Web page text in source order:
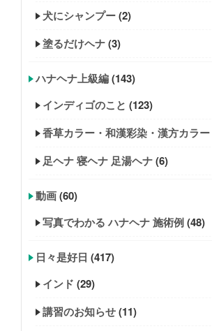
犬にシャンプー(2)
塗るだけヘナ(3)
ハナヘナ上級編(143)
インディゴのこと (123)
香草カラー・和漢彩染・漢方カラー
足ヘナ 寝ヘナ 足湯ヘナ(6)
動画(60)
写真でわかる ハナヘナ 施術例(48)
日々是好日 (417)
インド (29)
講習のお知らせ(11)